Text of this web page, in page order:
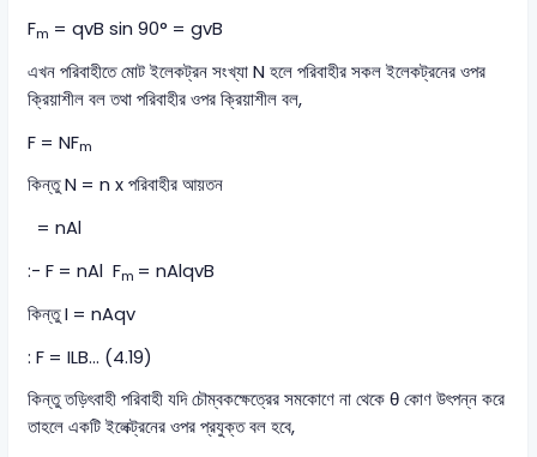
Fm = qvB sin 90° = gvB
এখন পরিবাহীতে মোট ইলেকট্রন সংখ্যা N হলে পরিবাহীর সকল ইলেকট্রনের ওপর
ক্রিয়াশীল বল তথা পরিবাহীর ওপর ক্রিয়াশীল বল,
F = NFm
কিন্তু N = n x পরিবাহীর আয়তন
= nAl
:- F = nAl Fm = nAlqvB
কিন্তু I = nAqv
: F = ILB... (4.19)
কিন্তু তড়িৎবাহী পরিবাহী যদি চৌম্বকক্ষেত্রের সমকোণে না থেকে θ কোণ উৎপন্ন করে
তাহলে একটি ইলেক্ট্রনের ওপর প্রযুক্ত বল হবে,